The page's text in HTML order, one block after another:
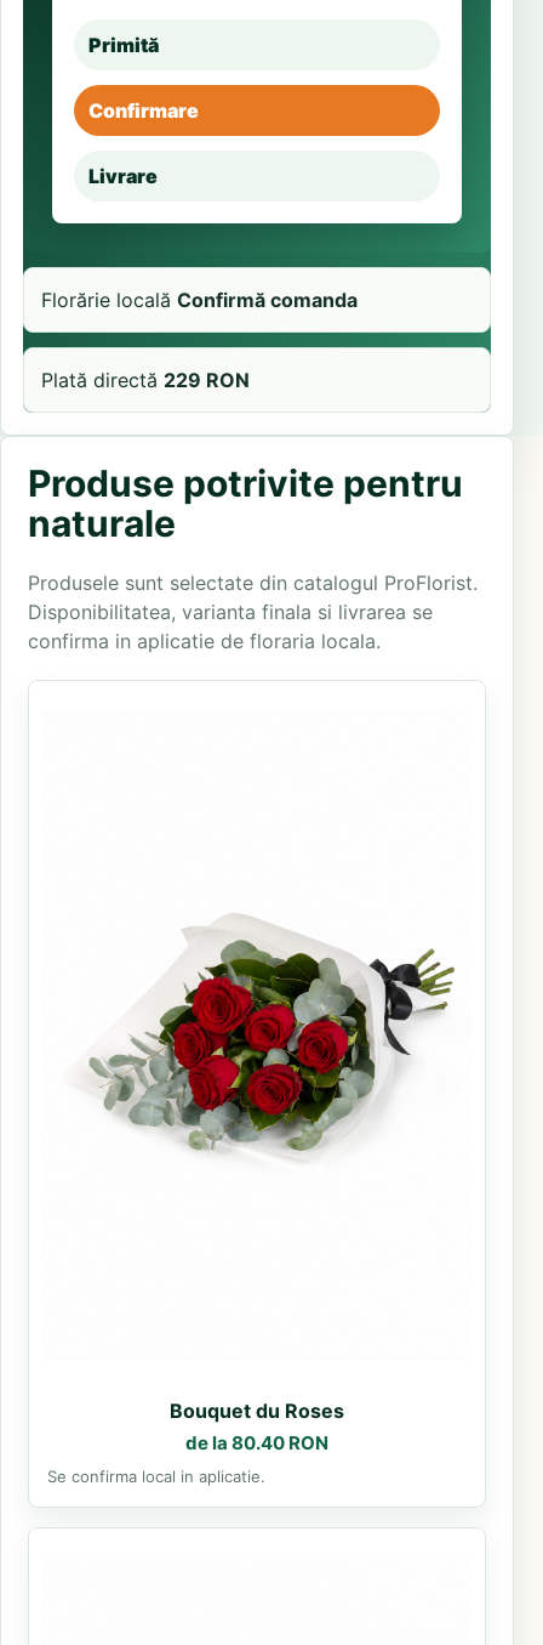
Primită
Confirmare
Livrare
Florărie locală Confirmă comanda
Plată directă 229 RON
Produse potrivite pentru
naturale
Produsele sunt selectate din catalogul ProFlorist.
Disponibilitatea, varianta finala si livrarea se
confirma in aplicatie de floraria locala.
Bouquet du Roses
de la 80.40 RON
Se confirma local in aplicatie.